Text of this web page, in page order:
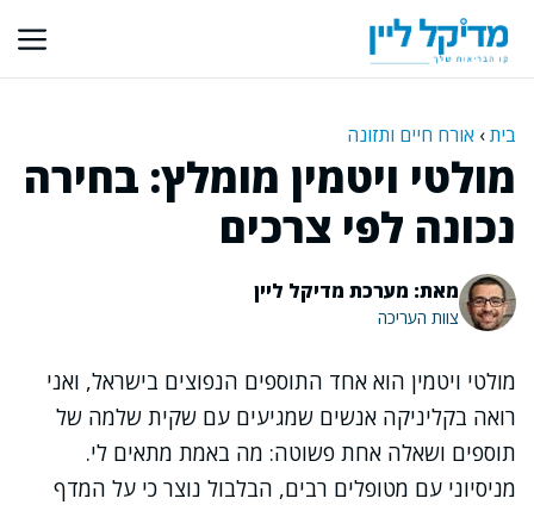
לתוכן
בית› אורח חיים ותזונה
מולטי ויטמין מומלץ: בחירה
נכונה לפי צרכים
מאת: מערכת מדיקל ליין
צוות העריכה
מולטי ויטמין הוא אחד התוספים הנפוצים בישראל, ואני
רואה בקליניקה אנשים שמגיעים עם שקית שלמה של
תוספים ושאלה אחת פשוטה: מה באמת מתאים לי.
מניסיוני עם מטופלים רבים, הבלבול נוצר כי על המדף